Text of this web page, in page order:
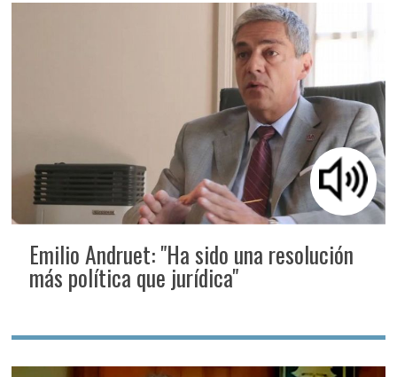
Emilio Andruet: "Ha sido una resolución
más política que jurídica"